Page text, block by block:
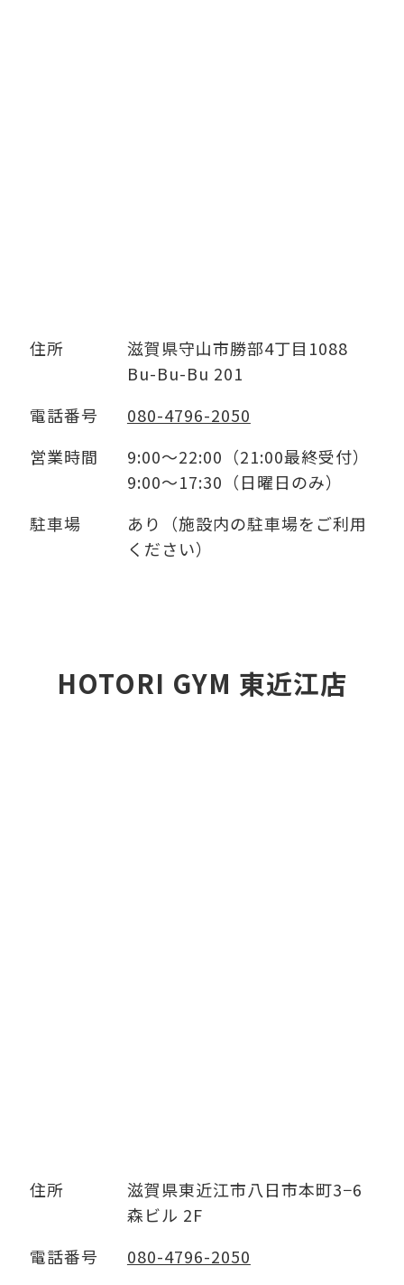
住所
滋賀県守山市勝部4丁目1088
Bu-Bu-Bu 201
電話番号
080-4796-2050
営業時間
9:00～22:00（21:00最終受付）
9:00～17:30（日曜日のみ）
駐車場
あり（施設内の駐車場をご利用
ください）
HOTORI GYM 東近江店
住所
滋賀県東近江市八日市本町3−6
森ビル 2F
電話番号
080-4796-2050